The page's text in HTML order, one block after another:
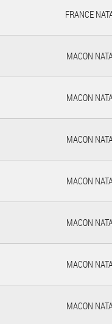
FRANCE
MACON
MACON
MACON
MACON
MACON
MACON
MACON